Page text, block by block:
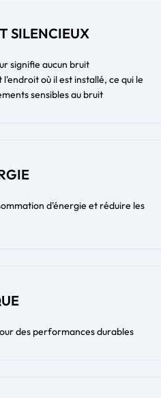
SILENCIEUX
signifie aucun bruit
où il est installé, ce qui le
sensibles au bruit
d'énergie et réduire les
des performances durables